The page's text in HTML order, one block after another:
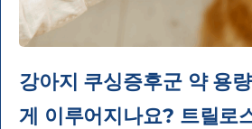
강아지 쿠싱증후군 약 용
게 이루어지나요? 트릴로